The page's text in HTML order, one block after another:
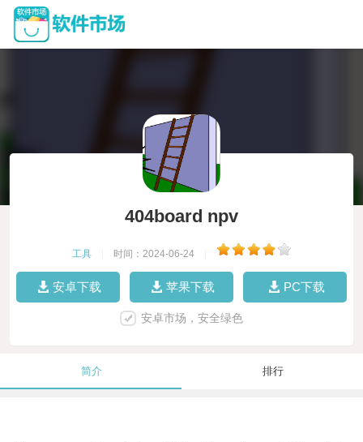
404board npv
工具 时间：2024-06-24
安卓下载 苹果下载 PC下载
安卓市场，安全绿色
简介 排行